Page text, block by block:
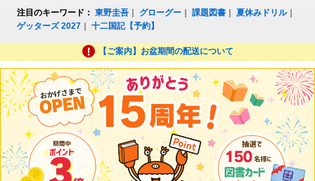
注目のキーワード： 東野圭吾 グローグー ｜課題図書 ｜夏休みドリル｜
ゲッターズ 2027 ｜十二国記【予約】
【ご案内】お盆期間の配送について